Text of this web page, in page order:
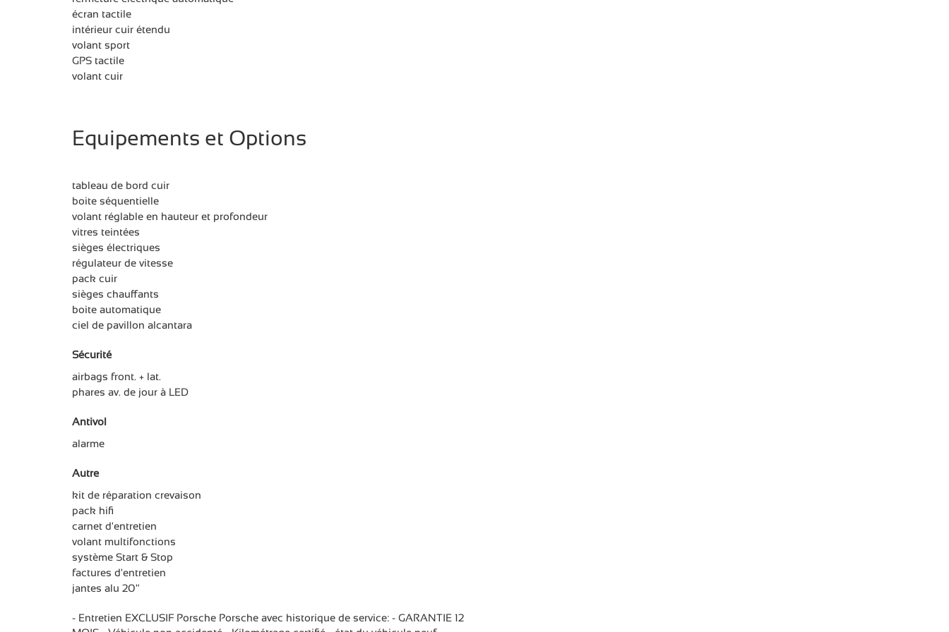
écran tactile
intérieur cuir étendu
volant sport
GPS tactile
volant cuir
Equipements et Options
tableau de bord cuir
boite séquentielle
volant réglable en hauteur et profondeur
vitres teintées
sièges électriques
régulateur de vitesse
pack cuir
sièges chauffants
boite automatique
ciel de pavillon alcantara
Sécurité
airbags front. + lat.
phares av. de jour à LED
Antivol
alarme
Autre
kit de réparation crevaison
pack hifi
carnet d'entretien
volant multifonctions
système Start & Stop
factures d'entretien
jantes alu 20"
- Entretien EXCLUSIF Porsche Porsche avec historique de service: - GARANTIE 12